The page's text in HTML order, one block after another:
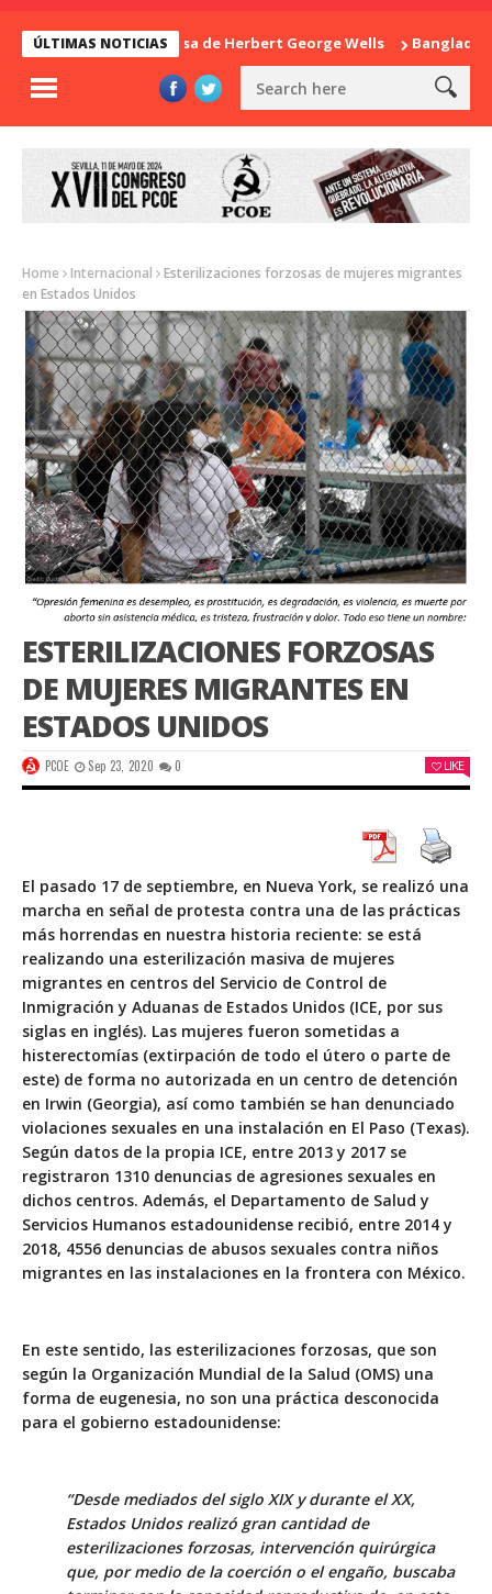
ÚLTIMAS NOTICIAS
La sorpresa de Herbert George Wells Bangladesh:
Home Internacional
Esterilizaciones forzosas de mujeres migrantes
en Estados Unidos
ESTERILIZACIONES FORZOSAS
DE MUJERES MIGRANTES EN
ESTADOS UNIDOS
PCOE Sep 23, 2020 0 LIKE
El pasado 17 de septiembre, en Nueva York, se realizó una
marcha en señal de protesta contra una de las prácticas
más horrendas en nuestra historia reciente: se está
realizando una esterilización masiva de mujeres
migrantes en centros del Servicio de Control de
Inmigración y Aduanas de Estados Unidos (ICE, por sus
siglas en inglés). Las mujeres fueron sometidas a
histerectomías (extirpación de todo el útero o parte de
este) de forma no autorizada en un centro de detención
en Irwin (Georgia), así como también se han denunciado
violaciones sexuales en una instalación en El Paso (Texas).
Según datos de la propia ICE, entre 2013 y 2017 se
registraron 1310 denuncias de agresiones sexuales en
dichos centros. Además, el Departamento de Salud y
Servicios Humanos estadounidense recibió, entre 2014 y
2018, 4556 denuncias de abusos sexuales contra niños
migrantes en las instalaciones en la frontera con México.
En este sentido, las esterilizaciones forzosas, que son
según la Organización Mundial de la Salud (OMS) una
forma de eugenesia, no son una práctica desconocida
para el gobierno estadounidense:
“Desde mediados del siglo XIX y durante el XX,
Estados Unidos realizó gran cantidad de
esterilizaciones forzosas, intervención quirúrgica
que, por medio de la coerción o el engaño, buscaba